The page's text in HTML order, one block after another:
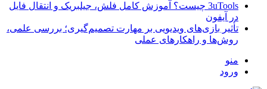
3uTools چیست؟ آموزش کامل فلش، جیلبریک و انتقال فایل
در آیفون
تأثیر بازی‌های ویدیویی بر مهارت تصمیم‌گیری؛ بررسی علمی،
روش‌ها و راهکارهای عملی
منو
ورود